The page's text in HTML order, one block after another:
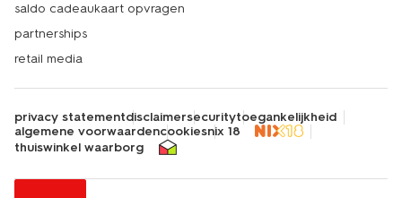
saldo cadeaukaart opvragen
partnerships
retail media
privacy statementdisclaimersecuritytoegankelijkheid
algemene voorwaardencookiesnix 18
thuiswinkel waarborg